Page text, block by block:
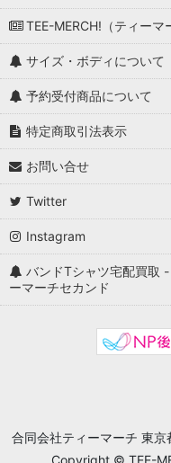
TEE-MERCH!（ティーマ
サイズ・ボディについて
予約受付商品について
特定商取引法表示
お問い合せ
Twitter
Instagram
バンドTシャツ宅配買取
ーマーチセカンド
合同会社ティーマーチ 東